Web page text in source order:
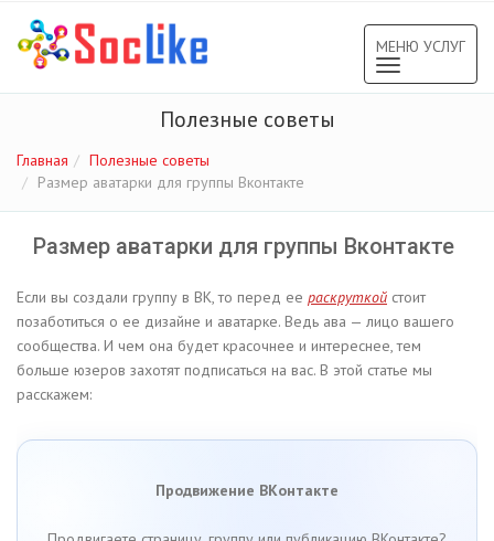
МЕНЮ УСЛУГ
navigation
Полезные советы
Главная
Полезные советы
Размер аватарки для группы Вконтакте
Размер аватарки для группы Вконтакте
Если вы создали группу в ВК, то перед ее раскруткой стоит
позаботиться о ее дизайне и аватарке. Ведь ава — лицо вашего
сообщества. И чем она будет красочнее и интереснее, тем
больше юзеров захотят подписаться на вас. В этой статье мы
расскажем:
Продвижение ВКонтакте